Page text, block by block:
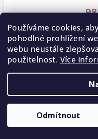
Používáme cookies,
pohodlné prohlížení
webu neustále
použitelnost. Více
Odmítnout
−
5 %